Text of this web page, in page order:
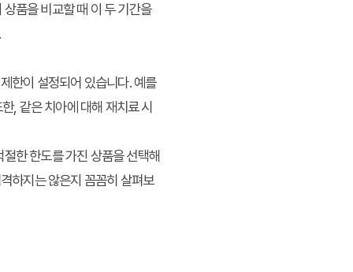
상품을 비교할 때 이 두 기간을
한이 설정되어 있습니다. 예를
, 같은 치아에 대해 재치료 시
한 한도를 가진 상품을 선택해
하지는 않은지 꼼꼼히 살펴보